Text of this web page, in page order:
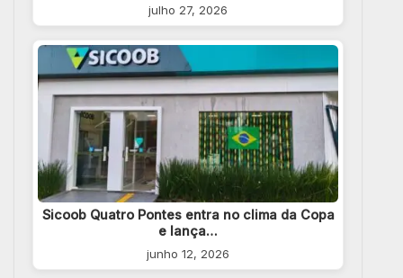
julho 27, 2026
Sicoob Quatro Pontes entra no clima da Copa
e lança…
junho 12, 2026